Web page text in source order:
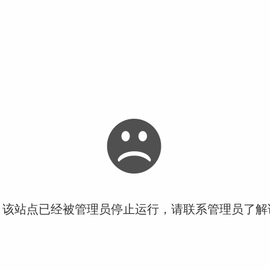
站点已经被管理员停止运行，请联系管理员了